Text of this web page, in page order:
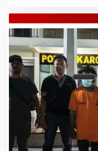
TANAH KARO